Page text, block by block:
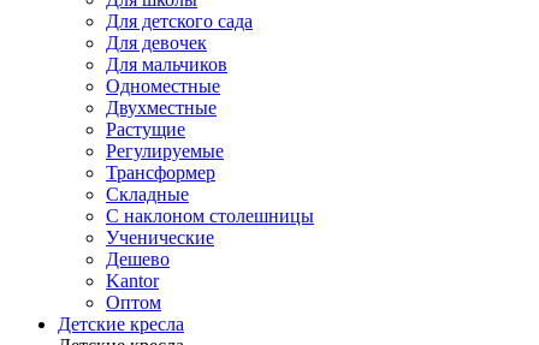
Для детского сада
Для девочек
Для мальчиков
Одноместные
Двухместные
Растущие
Регулируемые
Трансформер
Складные
С наклоном столешницы
Ученические
Дешево
Kantor
Оптом
Детские кресла